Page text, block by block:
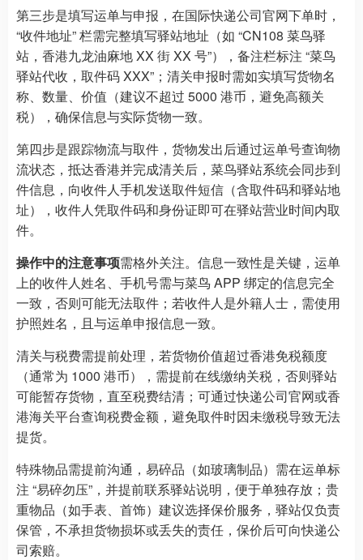
第三步是填写运单与申报，在国际快递公司官网下单时，
“收件地址” 栏需完整填写驿站地址（如 “CN108 菜鸟驿
站，香港九龙油麻地 XX 街 XX 号”），备注栏标注 “菜鸟
驿站代收，取件码 XXX”；清关申报时需如实填写货物名
称、数量、价值（建议不超过 5000 港币，避免高额关
税），确保信息与实际货物一致。
第四步是跟踪物流与取件，货物发出后通过运单号查询物
流状态，抵达香港并完成清关后，菜鸟驿站系统会同步到
件信息，向收件人手机发送取件短信（含取件码和驿站地
址），收件人凭取件码和身份证即可在驿站营业时间内取
件。
操作中的注意事项需格外关注。信息一致性是关键，运单
上的收件人姓名、手机号需与菜鸟 APP 绑定的信息完全
一致，否则可能无法取件；若收件人是外籍人士，需使用
护照姓名，且与运单申报信息一致。
清关与税费需提前处理，若货物价值超过香港免税额度
（通常为 1000 港币），需提前在线缴纳关税，否则驿站
可能暂存货物，直至税费结清；可通过快递公司官网或香
港海关平台查询税费金额，避免取件时因未缴税导致无法
提货。
特殊物品需提前沟通，易碎品（如玻璃制品）需在运单标
注 “易碎勿压”，并提前联系驿站说明，便于单独存放；贵
重物品（如手表、首饰）建议选择保价服务，驿站仅负责
保管，不承担货物损坏或丢失的责任，保价后可向快递公
司索赔。